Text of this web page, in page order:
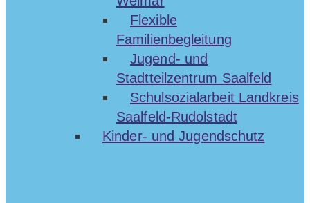
Flexible
Familienbegleitung
Jugend- und
Stadtteilzentrum Saalfeld
Schulsozialarbeit Landkreis
Saalfeld-Rudolstadt
Kinder- und Jugendschutz